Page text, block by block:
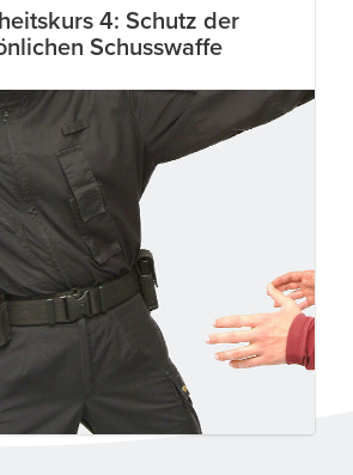
4: Schutz der
Schusswaffe